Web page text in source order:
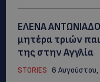
ΕΛΕΝΑ
μητέρα τριών
της στην Αγγλία
STORIES 6 Αυγούστου,